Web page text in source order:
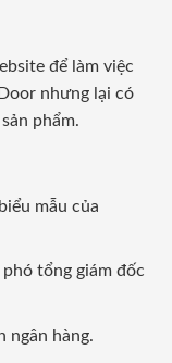
để làm việc
nhưng lại có
phẩm.
mẫu của
tổng giám đốc
ngân hàng.